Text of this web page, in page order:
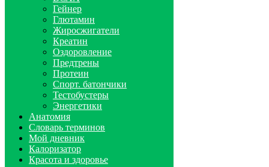
Гейнер
Глютамин
Жиросжигатели
Креатин
Оздоровление
Предтрены
Протеин
Спорт. батончики
Тестобустеры
Энергетики
Анатомия
Словарь терминов
Мой дневник
Калоризатор
Красота и здоровье